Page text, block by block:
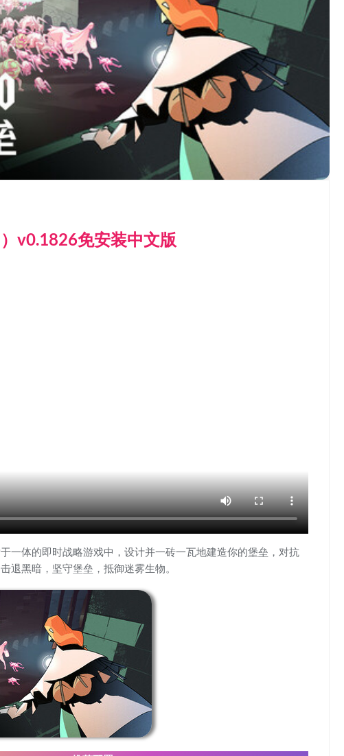
v0.1826免安装中文版
一体的即时战略游戏中，设计并一砖一瓦地建造你的堡垒，对抗
退黑暗，坚守堡垒，抵御迷雾生物。